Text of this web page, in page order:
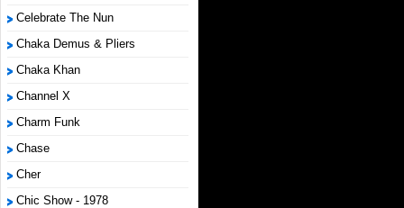
Celebrate The Nun
Chaka Demus & Pliers
Chaka Khan
Channel X
Charm Funk
Chase
Cher
Chic Show - 1978